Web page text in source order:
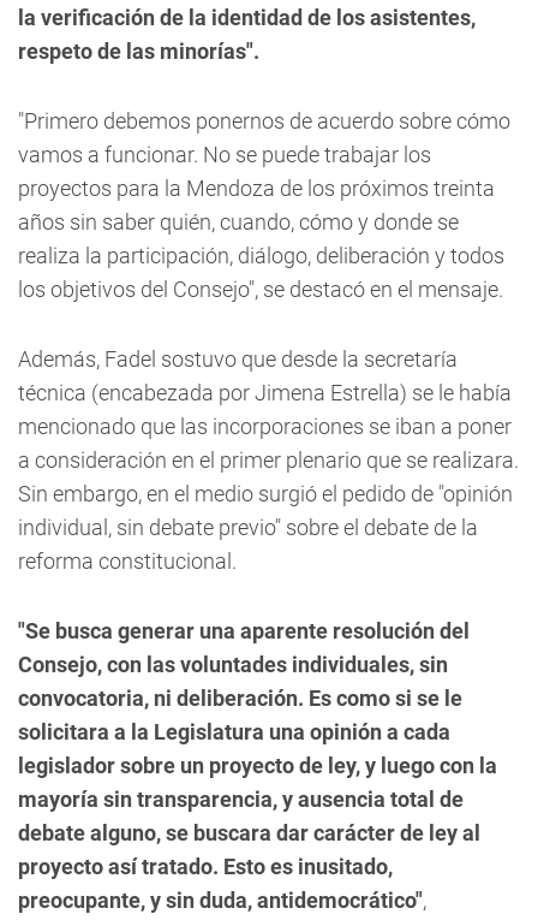
la verificación de la identidad de los asistentes,
respeto de las minorías".
"Primero debemos ponernos de acuerdo sobre cómo
vamos a funcionar. No se puede trabajar los
proyectos para la Mendoza de los próximos treinta
años sin saber quién, cuando, cómo y donde se
realiza la participación, diálogo, deliberación y todos
los objetivos del Consejo", se destacó en el mensaje.
Además, Fadel sostuvo que desde la secretaría
técnica (encabezada por Jimena Estrella) se le había
mencionado que las incorporaciones se iban a poner
a consideración en el primer plenario que se realizara.
Sin embargo, en el medio surgió el pedido de "opinión
individual, sin debate previo" sobre el debate de la
reforma constitucional.
"Se busca generar una aparente resolución del
Consejo, con las voluntades individuales, sin
convocatoria, ni deliberación. Es como si se le
solicitara a la Legislatura una opinión a cada
legislador sobre un proyecto de ley, y luego con la
mayoría sin transparencia, y ausencia total de
debate alguno, se buscara dar carácter de ley al
proyecto así tratado. Esto es inusitado,
preocupante, y sin duda, antidemocrático",